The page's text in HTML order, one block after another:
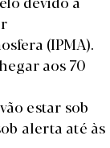
(IPMA).
aos 70
estar sob
alerta até às